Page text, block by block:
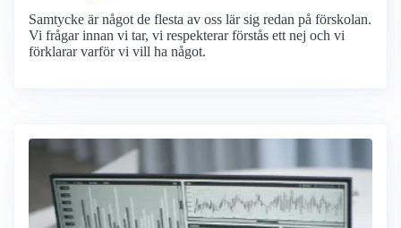
Samtycke är något de flesta av oss lär sig redan på förskolan.
Vi frågar innan vi tar, vi respekterar förstås ett nej och vi
förklarar varför vi vill ha något.